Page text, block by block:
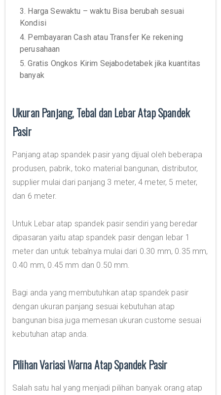
3. Harga Sewaktu – waktu Bisa berubah sesuai
Kondisi
4. Pembayaran Cash atau Transfer Ke rekening
perusahaan
5. Gratis Ongkos Kirim Sejabodetabek jika kuantitas
banyak
Ukuran Panjang, Tebal dan Lebar Atap Spandek
Pasir
Panjang atap spandek pasir yang dijual oleh beberapa
produsen, pabrik, toko material bangunan, distributor,
supplier mulai dari panjang 3 meter, 4 meter, 5 meter,
dan 6 meter.
Untuk Lebar atap spandek pasir sendiri yang beredar
dipasaran yaitu atap spandek pasir dengan lebar 1
meter dan untuk tebalnya mulai dari 0.30 mm, 0.35 mm,
0.40 mm, 0.45 mm dan 0.50 mm.
Bagi anda yang membutuhkan atap spandek pasir
dengan ukuran panjang sesuai kebutuhan atap
bangunan bisa juga memesan ukuran custome sesuai
kebutuhan atap anda.
Pilihan Variasi Warna Atap Spandek Pasir
Salah satu hal yang menjadi pilihan banyak orang atap